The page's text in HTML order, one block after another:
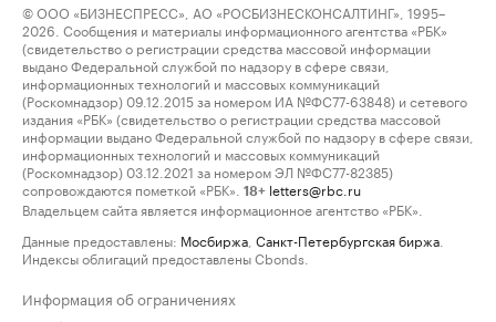
© ООО «БИЗНЕСПРЕСС», АО «РОСБИЗНЕСКОНСАЛТИНГ», 1995–
2026. Сообщения и материалы информационного агентства «РБК»
(свидетельство о регистрации средства массовой информации
выдано Федеральной службой по надзору в сфере связи,
информационных технологий и массовых коммуникаций
(Роскомнадзор) 09.12.2015 за номером ИА №ФС77-63848) и сетевого
издания «РБК» (свидетельство о регистрации средства массовой
информации выдано Федеральной службой по надзору в сфере связи,
информационных технологий и массовых коммуникаций
(Роскомнадзор) 03.12.2021 за номером ЭЛ №ФС77-82385)
сопровождаются пометкой «РБК».
18+ letters@rbc.ru
Владельцем сайта является информационное агентство «РБК».
Данные предоставлены: Мосбиржа Санкт-Петербургская биржа
Индексы облигаций предоставлены Cbonds.
Информация об ограничениях